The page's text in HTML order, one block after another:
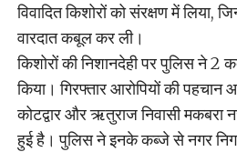
विवादित किशोरों को संरक्षण में लिया,
वारदात कबूल कर ली।
किशोरों की निशानदेही पर पुलिस ने 2
किया। गिरफ्तार आरोपियों की पहचान
कोटद्वार और ऋतुराज निवासी मकबरा
हुई है। पुलिस ने इनके कब्जे से नगर